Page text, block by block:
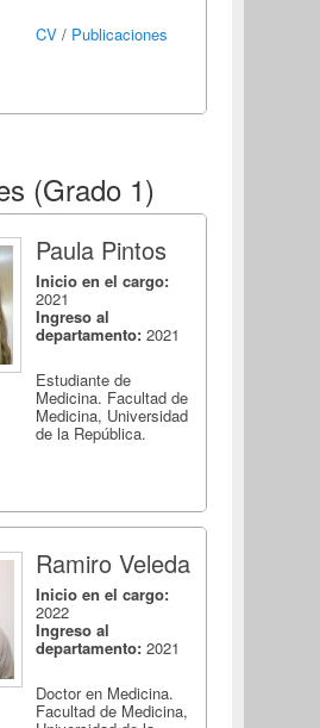
CV/ Publicaciones
(Grado 1)
Paula Pintos
Inicio en el cargo:
2021
Ingreso al
departamento: 2021
Estudiante de
Medicina. Facultad de
Medicina, Universidad
de la República.
Ramiro Veleda
Inicio en el cargo:
2022
Ingreso al
departamento: 2021
Doctor en Medicina.
Facultad de Medicina,